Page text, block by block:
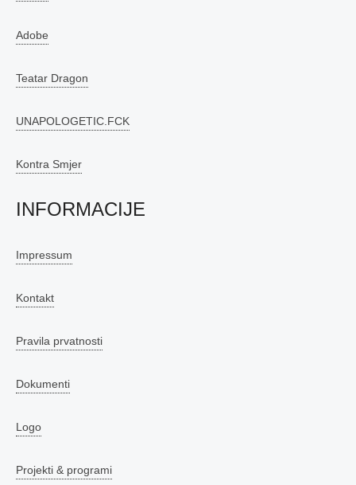
Adobe
Teatar Dragon
UNAPOLOGETIC.FCK
Kontra Smjer
INFORMACIJE
Impressum
Kontakt
Pravila prvatnosti
Dokumenti
Logo
Projekti & programi